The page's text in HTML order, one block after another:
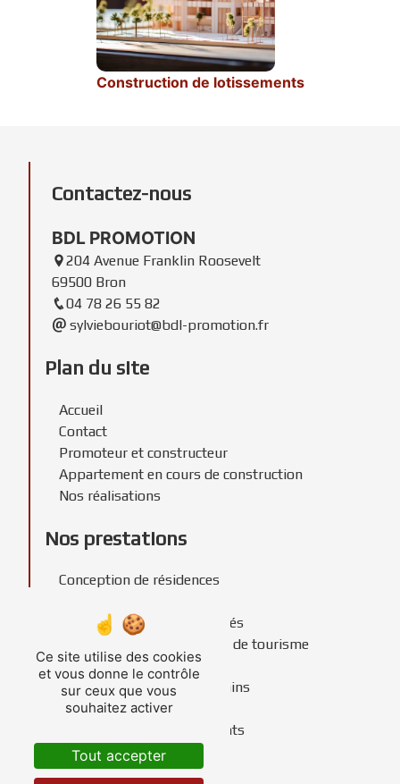
Construction de lotissements
Contactez-nous
BDL PROMOTION
204 Avenue Franklin Roosevelt
69500 Bron
04 78 26 55 82
sylviebouriot@bdl-promotion.fr
Plan du site
Accueil
Contact
Promoteur et constructeur
Appartement en cours de construction
Nos réalisations
Nos prestations
Conception de résidences
Construction de copropriétés
Construction de résidences de tourisme
Construction de résidences
Recherche foncière de terrains
Constructeur immobilier
Construction de lotissements
Ce site utilise des cookies
et vous donne le contrôle
sur ceux que vous
souhaitez activer
Tout accepter